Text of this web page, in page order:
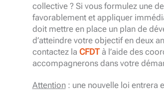
collective ? Si vous formulez une
favorablement et appliquer
doit mettre en place un plan de
d’atteindre votre objectif en deux
contactez la CFDT à l’aide des
accompagnerons dans votre
Attention: une nouvelle loi entrera